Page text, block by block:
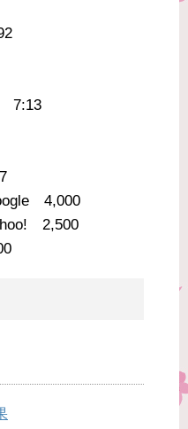
7:13
4,000
2,500